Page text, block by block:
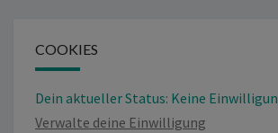
COOKIES
Dein aktueller Status: Keine
Verwalte deine Einwilligung